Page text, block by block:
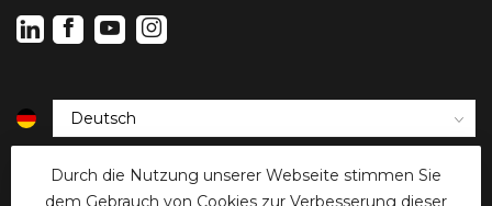
Durch die Nutzung unserer Webseite stimmen Sie
dem Gebrauch von Cookies zur Verbesserung dieser